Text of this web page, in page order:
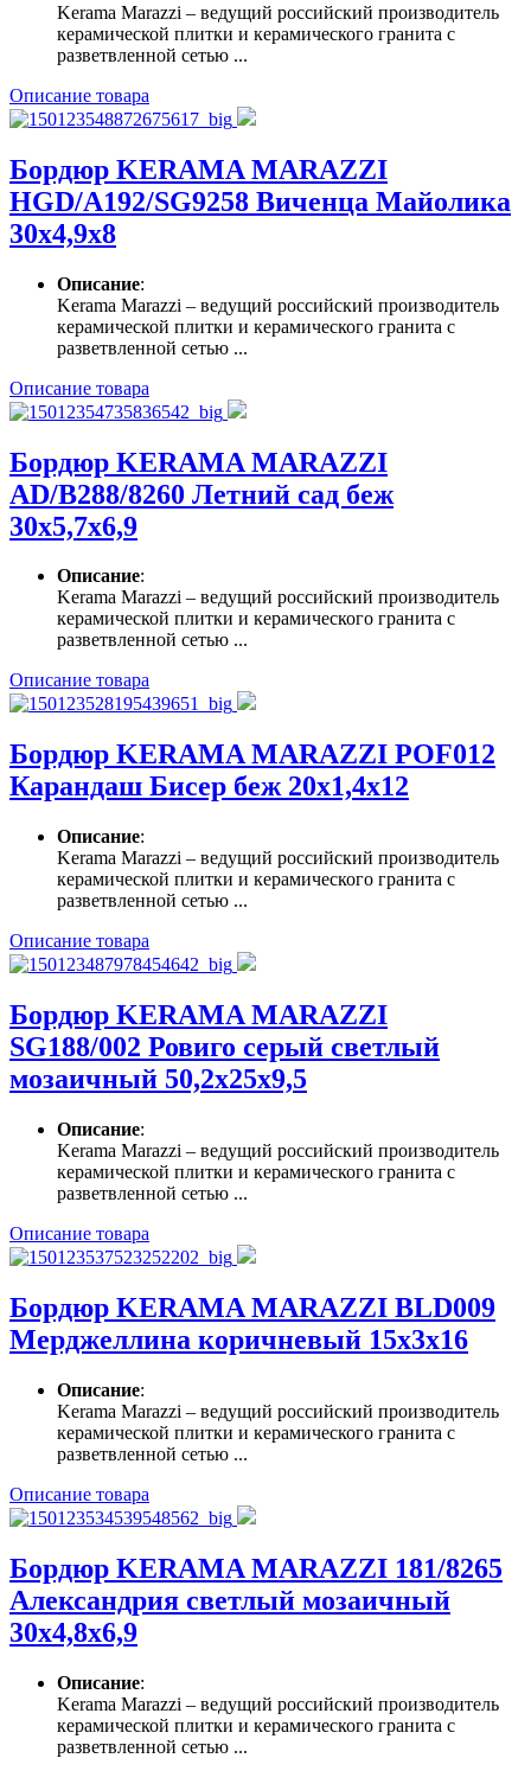
Kerama Marazzi – ведущий российский производитель
керамической плитки и керамического гранита с
разветвленной сетью ...
Описание товара
Бордюр KERAMA MARAZZI
HGD/A192/SG9258 Виченца Майолика
30х4,9х8
Описание:
Kerama Marazzi – ведущий российский производитель
керамической плитки и керамического гранита с
разветвленной сетью ...
Описание товара
Бордюр KERAMA MARAZZI
AD/B288/8260 Летний сад беж
30х5,7х6,9
Описание:
Kerama Marazzi – ведущий российский производитель
керамической плитки и керамического гранита с
разветвленной сетью ...
Описание товара
Бордюр KERAMA MARAZZI POF012
Карандаш Бисер беж 20х1,4х12
Описание:
Kerama Marazzi – ведущий российский производитель
керамической плитки и керамического гранита с
разветвленной сетью ...
Описание товара
Бордюр KERAMA MARAZZI
SG188/002 Ровиго серый светлый
мозаичный 50,2х25х9,5
Описание:
Kerama Marazzi – ведущий российский производитель
керамической плитки и керамического гранита с
разветвленной сетью ...
Описание товара
Бордюр KERAMA MARAZZI BLD009
Мерджеллина коричневый 15х3х16
Описание:
Kerama Marazzi – ведущий российский производитель
керамической плитки и керамического гранита с
разветвленной сетью ...
Описание товара
Бордюр KERAMA MARAZZI 181/8265
Александрия светлый мозаичный
30х4,8х6,9
Описание:
Kerama Marazzi – ведущий российский производитель
керамической плитки и керамического гранита с
разветвленной сетью ...